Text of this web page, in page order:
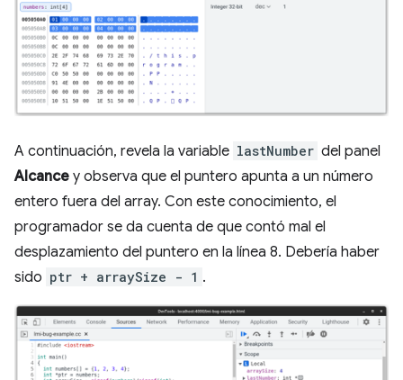
A continuación, revela la variable lastNumber del panel
Alcance y observa que el puntero apunta a un número
entero fuera del array. Con este conocimiento, el
programador se da cuenta de que contó mal el
desplazamiento del puntero en la línea 8. Debería haber
sido ptr + arraySize - 1 .